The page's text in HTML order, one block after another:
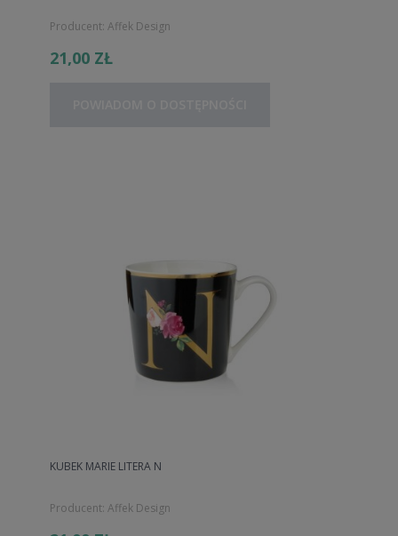
Producent: Affek Design
21,00 ZŁ
KUBEK MARIE LITERA N
Producent: Affek Design